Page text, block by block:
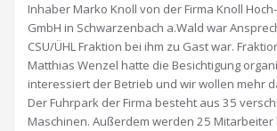
Inhaber Marko Knoll von der Firma Knoll
GmbH in Schwarzenbach a.Wald war
CSU/ÜHL Fraktion bei ihm zu Gast war.
Matthias Wenzel hatte die Besichtigung
interessiert der Betrieb und wir wollen mehr
Der Fuhrpark der Firma besteht aus 35
Maschinen. Außerdem werden 25 Mitarbeiter